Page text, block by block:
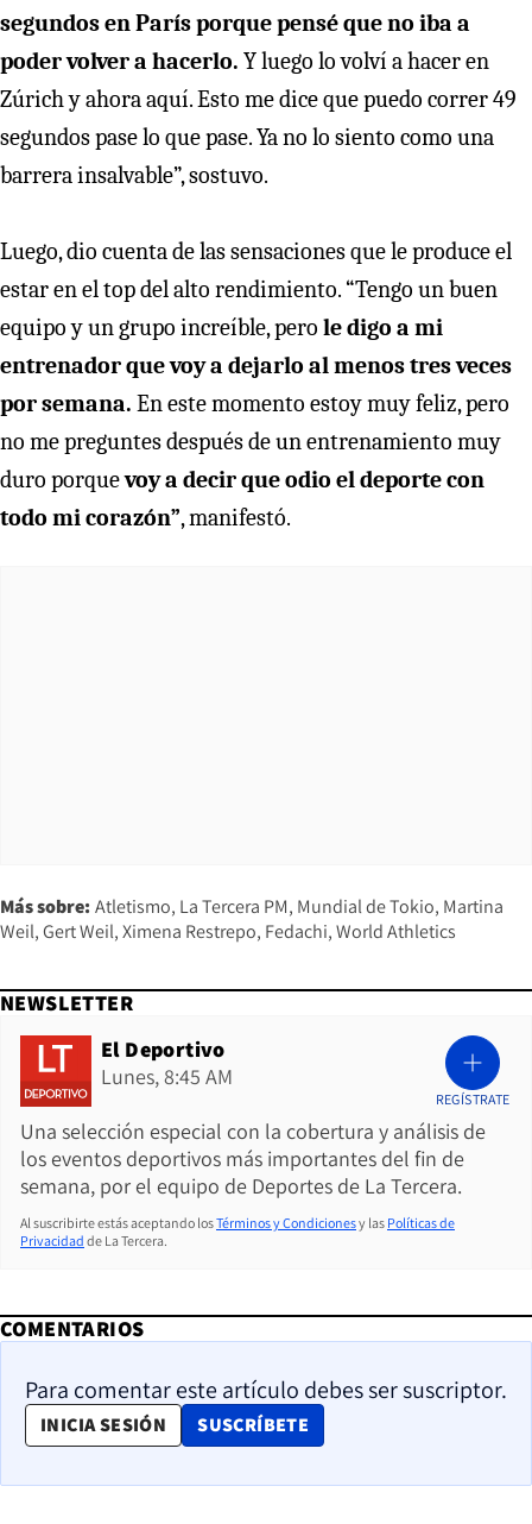
segundos en París porque pensé que no iba a
poder volver a hacerlo. Y luego lo volví a hacer en
Zúrich y ahora aquí. Esto me dice que puedo correr 49
segundos pase lo que pase. Ya no lo siento como una
barrera insalvable”, sostuvo.
Luego, dio cuenta de las sensaciones que le produce el
estar en el top del alto rendimiento. “Tengo un buen
equipo y un grupo increíble, pero le digo a mi
entrenador que voy a dejarlo al menos tres veces
por semana. En este momento estoy muy feliz, pero
no me preguntes después de un entrenamiento muy
duro porquevoy a decir que odio el deporte con
todo mi corazón”, manifestó.
Más sobre: Atletismo La Tercera PM Mundial de Tokio Martina
Weil Gert Weil Ximena Restrepo Fedachi World Athletics
NEWSLETTER
El Deportivo
Lunes, 8:45 AM
Una selección especial con la cobertura y análisis de
los eventos deportivos más importantes del fin de
semana, por el equipo de Deportes de La Tercera.
REGÍSTRATE
Al suscribirte estás aceptando losTérminos y Condicionesy las Políticas de
Privacidad de La Tercera.
COMENTARIOS
Para comentar este artículo debes ser suscriptor.
INICIA SESIÓN SUSCRÍBETE
OPENS IN NEW WINDOW